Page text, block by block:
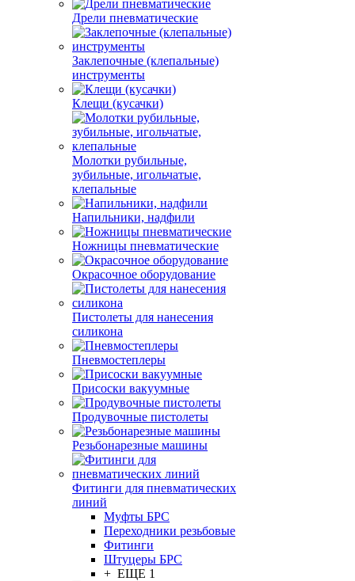
Дрели пневматические
Заклепочные (клепальные)
инструменты
Клещи (кусачки)
Молотки рубильные,
зубильные, игольчатые,
клепальные
Напильники, надфили
Ножницы пневматические
Окрасочное оборудование
Пистолеты для нанесения
силикона
Пневмостеплеры
Присоски вакуумные
Продувочные пистолеты
Резьбонарезные машины
Фитинги для пневматических
линий
Муфты БРС
Переходники резьбовые
Фитинги
Штуцеры БРС
+ ЕЩЕ 1